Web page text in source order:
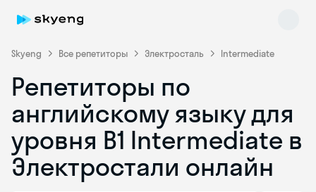
Skyeng Все репетиторы Электросталь Intermediate
Репетиторы по
английскому языку для
уровня B1 Intermediate в
Электростали онлайн
Skyeng Chat